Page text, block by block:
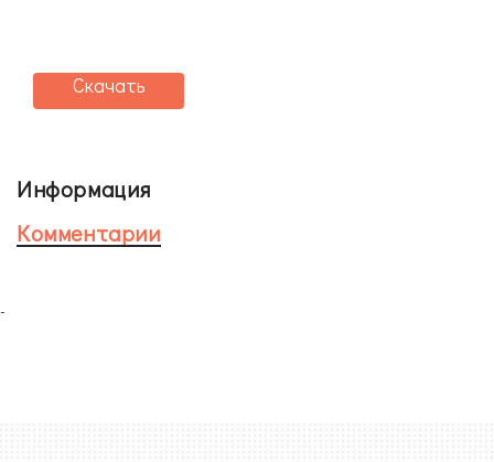
Скачать
Информация
Комментарии
-